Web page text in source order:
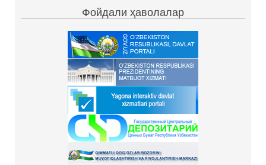
Фойдали ҳаволалар